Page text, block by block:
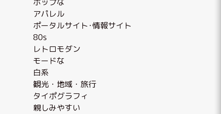
ポップな
アパレル
ポータルサイト･情報サイト
80s
レトロモダン
モードな
白系
観光・地域・旅行
タイポグラフィ
親しみやすい